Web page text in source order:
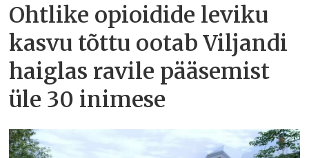
Ohtlike opioidide leviku
kasvu tõttu ootab Viljandi
haiglas ravile pääsemist
üle 30 inimese